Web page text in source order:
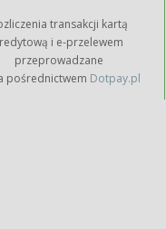
transakcji kartą
i e-przelewem
przeprowadzane
pośrednictwem Dotpay.pl